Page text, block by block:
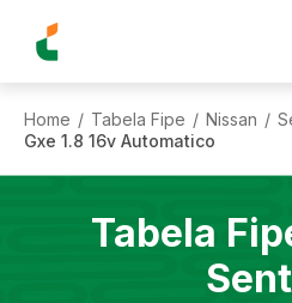
Home / Tabela Fipe / Nissan /
Gxe 1.8 16v Automatico
Tabela